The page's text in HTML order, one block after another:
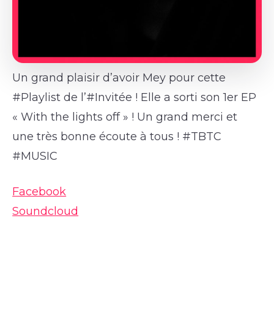
Un grand plaisir d’avoir Mey pour cette
#Playlist de l’#Invitée ! Elle a sorti son 1er EP
« With the lights off » ! Un grand merci et
une très bonne écoute à tous ! #TBTC
#MUSIC
Facebook
Soundcloud